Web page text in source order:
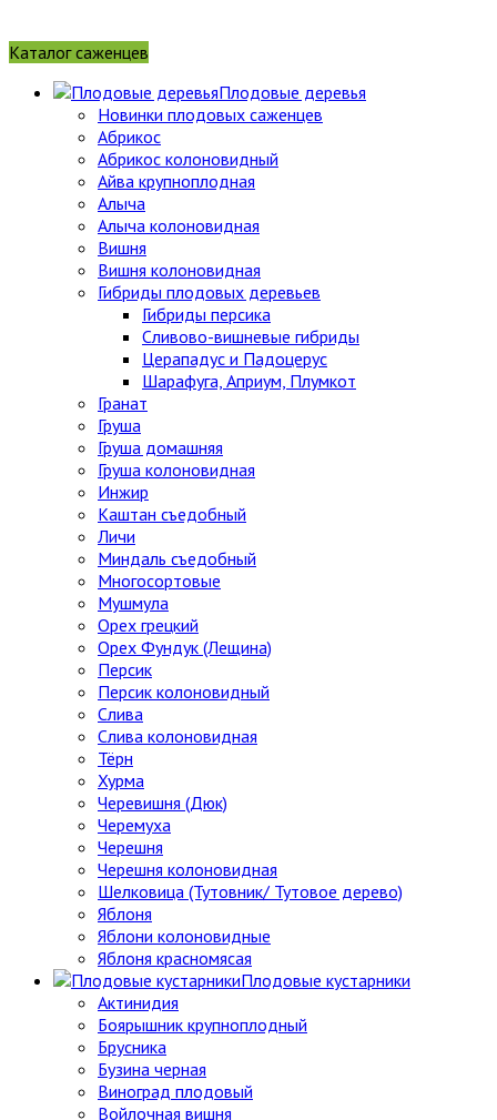
Каталог саженцев
Плодовые деревья
Новинки плодовых саженцев
Абрикос
Абрикос колоновидный
Айва крупноплодная
Алыча
Алыча колоновидная
Вишня
Вишня колоновидная
Гибриды плодовых деревьев
Гибриды персика
Сливово-вишневые гибриды
Церападус и Падоцерус
Шарафуга, Априум, Плумкот
Гранат
Груша
Груша домашняя
Груша колоновидная
Инжир
Каштан съедобный
Личи
Миндаль съедобный
Многосортовые
Мушмула
Орех грецкий
Орех Фундук (Лещина)
Персик
Персик колоновидный
Слива
Слива колоновидная
Тёрн
Хурма
Черевишня (Дюк)
Черемуха
Черешня
Черешня колоновидная
Шелковица (Тутовник/ Тутовое дерево)
Яблоня
Яблони колоновидные
Яблоня красномясая
Плодовые кустарники
Актинидия
Боярышник крупноплодный
Брусника
Бузина черная
Виноград плодовый
Войлочная вишня